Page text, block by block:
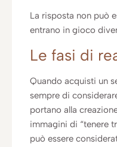
La risposta non può
entrano in gioco
Le fasi di
Quando acquisti un
sempre di
portano alla
immagini di “tenere
può essere